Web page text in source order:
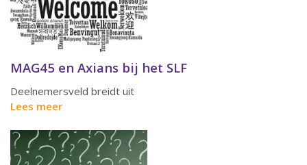
MAG45 en Axians bij het SLF
Deelnemersveld breidt uit
Lees meer